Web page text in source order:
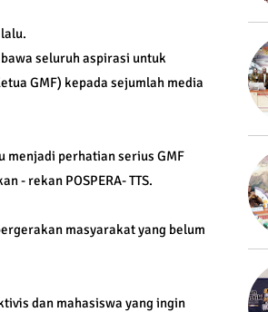
seluruh aspirasi untuk
GMF) kepada sejumlah media
menjadi perhatian serius GMF
- rekan POSPERA- TTS.
masyarakat yang belum
dan mahasiswa yang ingin